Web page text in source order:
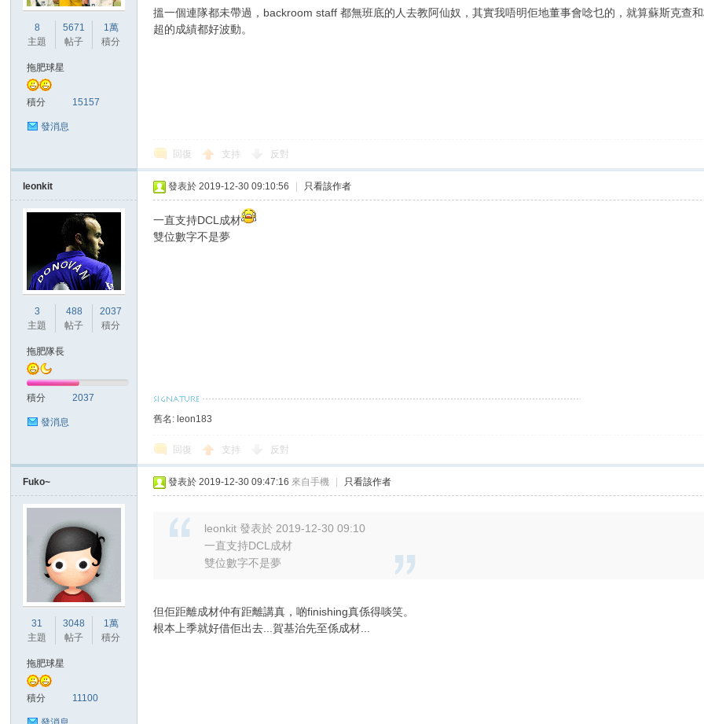
討
8
主題
5671
帖子
1萬
積分
拖肥球星
積分 15157
發消息
搵一個連隊都未帶過，backroom staff 都無班底的人去教阿仙奴，其實我唔明佢地董事會唸乜的，就算蘇斯克查
超的成績都好波動。
回復 支持 反對
leonkit
3
主題
488
帖子
2037
積分
拖肥隊長
積分 2037
發消息
發表於 2019-12-30 09:10:56 只看該作者
一直支持DCL成材
雙位數字不是夢
舊名: leon183
回復 支持 反對
Fuko~
31
主題
3048
帖子
1萬
積分
拖肥球星
積分 11100
發表於 2019-12-30 09:47:16 來自手機 只看該作者
leonkit 發表於 2019-12-30 09:10
一直支持DCL成材
雙位數字不是夢
但佢距離成材仲有距離講真，啲finishing真係得啖笑。
根本上季就好借佢出去...賀基治先至係成材...